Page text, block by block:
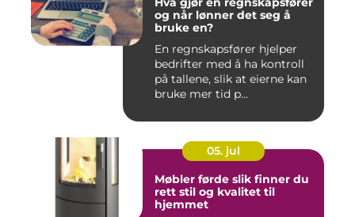
og når lønner det seg å
bruke en?
En regnskapsfører hjelper
bedrifter med å ha kontroll
på tallene, slik at eierne kan
bruke mer tid p...
05. jul
Møbler førde slik finner du
rett stil og kvalitet til
hjemmet